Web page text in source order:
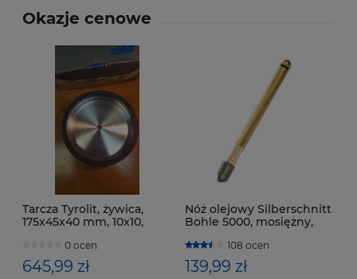
Okazje cenowe
Tarcza Tyrolit, żywica,
175x45x40 mm, 10x10,
0 ocen
645,99 zł
Nóż olejowy Silberschnitt
Bohle 5000, mosiężny,
108 ocen
139,99 zł